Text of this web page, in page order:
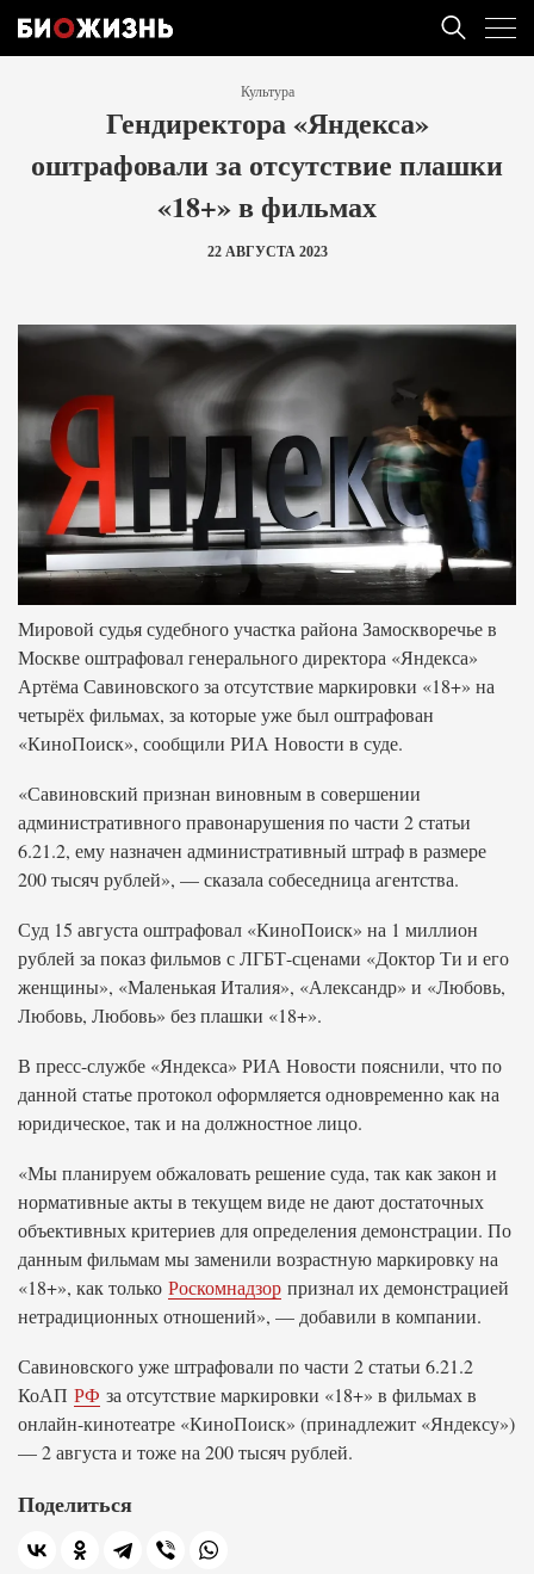
Культура
Гендиректора «Яндекса»
оштрафовали за отсутствие плашки
«18+» в фильмах
22 АВГУСТА 2023
Мировой судья судебного участка района Замоскворечье в
Москве оштрафовал генерального директора «Яндекса»
Артёма Савиновского за отсутствие маркировки «18+» на
четырёх фильмах, за которые уже был оштрафован
«КиноПоиск», сообщили РИА Новости в суде.
«Савиновский признан виновным в совершении
административного правонарушения по части 2 статьи
6.21.2, ему назначен административный штраф в размере
200 тысяч рублей», — сказала собеседница агентства.
Суд 15 августа оштрафовал «КиноПоиск» на 1 миллион
рублей за показ фильмов с ЛГБТ-сценами «Доктор Ти и его
женщины», «Маленькая Италия», «Александр» и «Любовь,
Любовь, Любовь» без плашки «18+».
В пресс-службе «Яндекса» РИА Новости пояснили, что по
данной статье протокол оформляется одновременно как на
юридическое, так и на должностное лицо.
«Мы планируем обжаловать решение суда, так как закон и
нормативные акты в текущем виде не дают достаточных
объективных критериев для определения демонстрации. По
данным фильмам мы заменили возрастную маркировку на
«18+», как только Роскомнадзор признал их демонстрацией
нетрадиционных отношений», — добавили в компании.
Савиновского уже штрафовали по части 2 статьи 6.21.2
КоАП РФ за отсутствие маркировки «18+» в фильмах в
онлайн-кинотеатре «КиноПоиск» (принадлежит «Яндексу»)
— 2 августа и тоже на 200 тысяч рублей.
Поделиться